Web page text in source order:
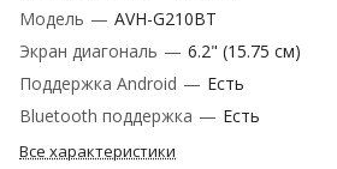
Модель — AVH-G210BT
Экран диагональ — 6.2" (15.75 см)
Поддержка Android — Есть
Bluetooth поддержка — Есть
Все характеристики